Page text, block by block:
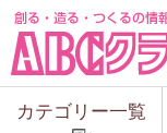
カテゴリー一覧